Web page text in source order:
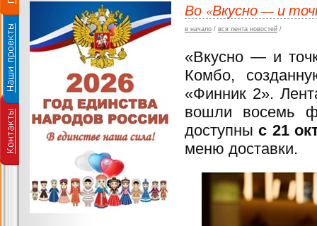
Во «Вкусно — и
в начало / вся лента новостей /
«Вкусно — и
Комбо,
«Финник 2».
вошли восемь
доступныс 21
меню доставки.